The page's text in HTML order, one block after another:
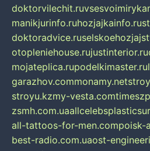
doktorvilechit.ru
manikjurinfo.ruhozjajkainfo.ru
doktoradvice.ru
otopleniehouse.rujustinterior.ru
mojateplica.rupodelkimaster.ru
garazhov.commonamy.net
stroyu.kzmy-vesta.com
zsmh.com.ua
all-tattoos-for-men.compoisk-
best-radio.com.uaost-